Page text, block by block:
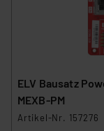
ELV Bausatz
MEXB-PM
Artikel-Nr. 157276